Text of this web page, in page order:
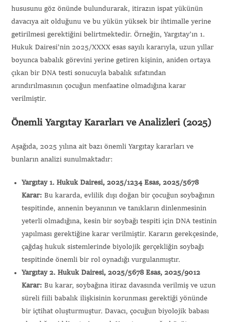
hususunu göz önünde bulundurarak, itirazın ispat yükünün
davacıya ait olduğunu ve bu yükün yüksek bir ihtimalle yerine
getirilmesi gerektiğini belirtmektedir. Örneğin, Yargıtay’ın 1.
Hukuk Dairesi’nin 2025/XXXX esas sayılı kararıyla, uzun yıllar
boyunca babalık görevini yerine getiren kişinin, aniden ortaya
çıkan bir DNA testi sonucuyla babalık sıfatından
arındırılmasının çocuğun menfaatine olmadığına karar
verilmiştir.
Önemli Yargıtay Kararları ve Analizleri (2025)
Aşağıda, 2025 yılına ait bazı önemli Yargıtay kararları ve
bunların analizi sunulmaktadır:
Yargıtay 1. Hukuk Dairesi, 2025/1234 Esas, 2025/5678
Karar: Bu kararda, evlilik dışı doğan bir çocuğun soybağının
tespitinde, annenin beyanının ve tanıkların dinlenmesinin
yeterli olmadığına, kesin bir soybağı tespiti için DNA testinin
yapılması gerektiğine karar verilmiştir. Kararın gerekçesinde,
çağdaş hukuk sistemlerinde biyolojik gerçekliğin soybağı
tespitinde önemli bir rol oynadığı vurgulanmıştır.
Yargıtay 2. Hukuk Dairesi, 2025/5678 Esas, 2025/9012
Karar: Bu karar, soybağına itiraz davasında verilmiş ve uzun
süreli fiili babalık ilişkisinin korunması gerektiği yönünde
bir içtihat oluşturmuştur. Davacı, çocuğun biyolojik babası